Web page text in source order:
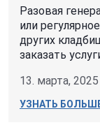
Разовая
или
других
заказать
13. марта, 2025
УЗНАТЬ